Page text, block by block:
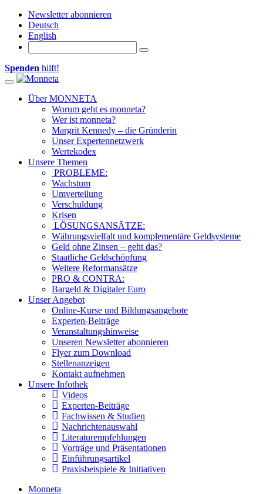
Newsletter abonnieren
Deutsch
English
Spenden hilft!
Toggle navigation
Über MONNETA
Worum geht es monneta?
Wer ist monneta?
Margrit Kennedy – die Gründerin
Unser Expertennetzwerk
Wertekodex
Unsere Themen
PROBLEME:
Wachstum
Umverteilung
Verschuldung
Krisen
LÖSUNGSANSÄTZE:
Währungsvielfalt und komplementäre Geldsysteme
Geld ohne Zinsen – geht das?
Staatliche Geldschöpfung
Weitere Reformansätze
PRO & CONTRA:
Bargeld & Digitaler Euro
Unser Angebot
Online-Kurse und Bildungsangebote
Experten-Beiträge
Veranstaltungshinweise
Unseren Newsletter abonnieren
Flyer zum Download
Stellenanzeigen
Kontakt aufnehmen
Unsere Infothek
Videos
Experten-Beiträge
Fachwissen & Studien
Nachrichtenauswahl
Literaturempfehlungen
Vorträge und Präsentationen
Einführungsartikel
Praxisbeispiele & Initiativen
Monneta